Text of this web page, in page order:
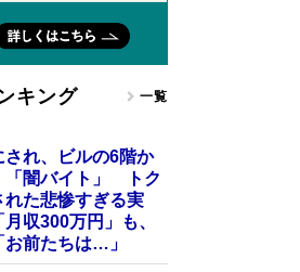
キング 一覧
され、ビルの6階か
闇バイト」 トク
れた悲惨すぎる実
収300万円」も、
前たちは…」